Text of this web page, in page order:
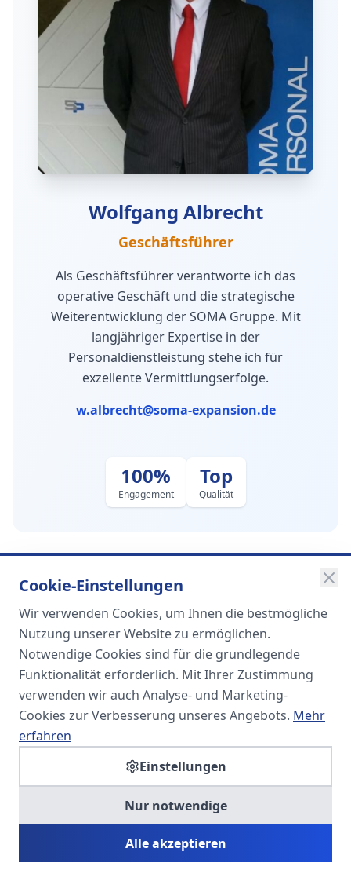
Wolfgang Albrecht
Geschäftsführer
Als Geschäftsführer verantworte ich das
operative Geschäft und die strategische
Weiterentwicklung der SOMA Gruppe. Mit
langjähriger Expertise in der
Personaldienstleistung stehe ich für
exzellente Vermittlungserfolge.
w.albrecht@soma-expansion.de
100%
Engagement
Top
Qualität
SOMA
Unternehmensgruppe
Spezialisiert auf Fach- und
Führungskräfte in der
SOMA HR KONSULT UG
Personalberatung & Executive Search
Cookie-Einstellungen
Wir verwenden Cookies, um Ihnen die bestmögliche
Nutzung unserer Website zu ermöglichen.
Notwendige Cookies sind für die grundlegende
Funktionalität erforderlich. Mit Ihrer Zustimmung
verwenden wir auch Analyse- und Marketing-
Cookies zur Verbesserung unseres Angebots. Mehr
erfahren
Einstellungen
Nur notwendige
Alle akzeptieren